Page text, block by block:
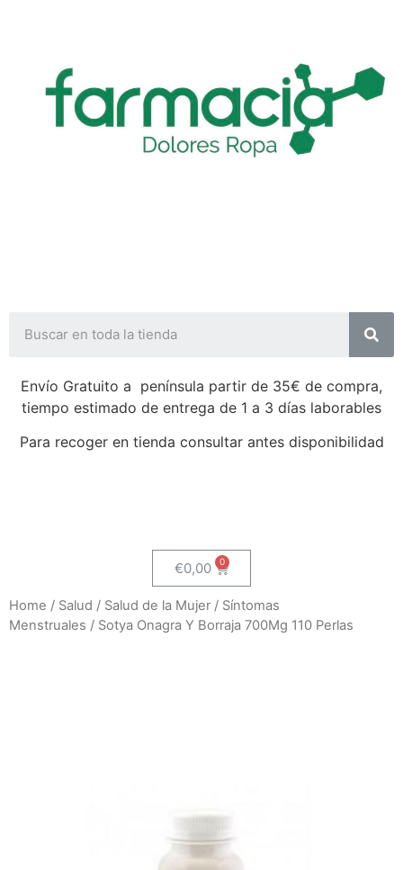
Envío Gratuito a península partir de 35€ de compra,
tiempo estimado de entrega de 1 a 3 días laborables
Para recoger en tienda consultar antes disponibilidad
€0,00
Home / Salud / Salud de la Mujer / Síntomas
Menstruales / Sotya Onagra Y Borraja 700Mg 110 Perlas